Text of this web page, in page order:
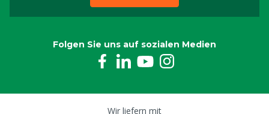
Folgen Sie uns auf sozialen Medien
Wir liefern mit